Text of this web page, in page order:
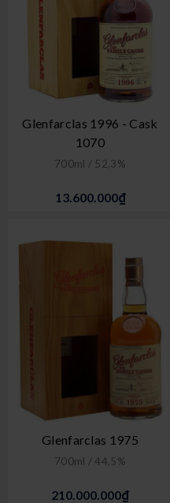
Glenfarclas 1996 - Cask
1070
700ml / 52,3%
13.600.000₫
Glenfarclas 1975
700ml / 44,5%
210.000.000₫